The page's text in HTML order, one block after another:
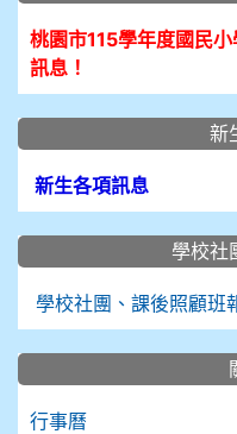
桃園市115學年度國民
訊息！
新
新生各項訊息
學校社
學校社團、課後照顧班
行事曆